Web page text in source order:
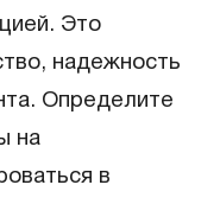
Это
надежность
Определите
на
в